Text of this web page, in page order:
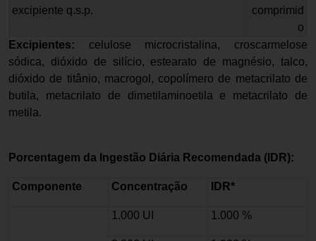
excipiente q.s.p.
comprimid
o
Excipientes: celulose microcristalina, croscarmelose
sódica, dióxido de silício, estearato de magnésio, talco,
dióxido de titânio, macrogol, copolímero de metacrilato de
butila, metacrilato de dimetilaminoetila e metacrilato de
metila.
Porcentagem da Ingestão Diária Recomendada (IDR):
Componente Concentração IDR*
1.000 UI 1.000 %